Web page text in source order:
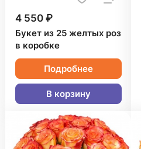
4 550 ₽
Букет из 25 желтых роз
в коробке
Подробнее
В корзину